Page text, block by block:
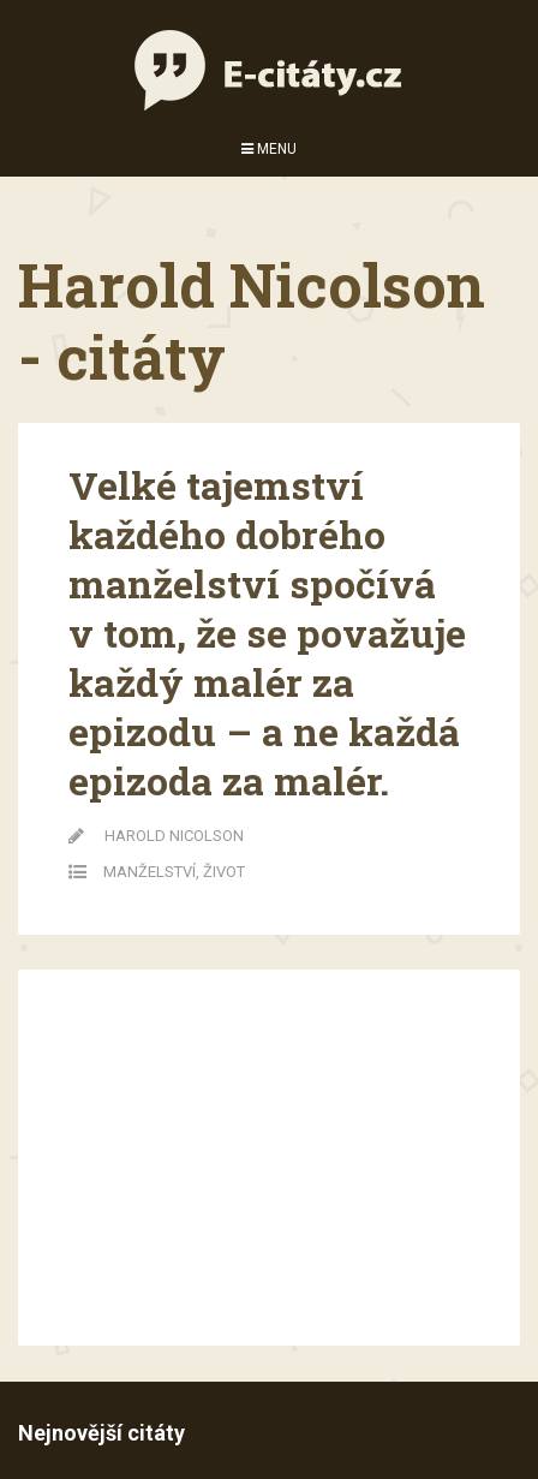
MENU
Harold Nicolson
- citáty
Velké tajemství
každého dobrého
manželství spočívá
v tom, že se považuje
každý malér za
epizodu – a ne každá
epizoda za malér.
HAROLD NICOLSON
MANŽELSTVÍ, ŽIVOT
Nejnovější citáty